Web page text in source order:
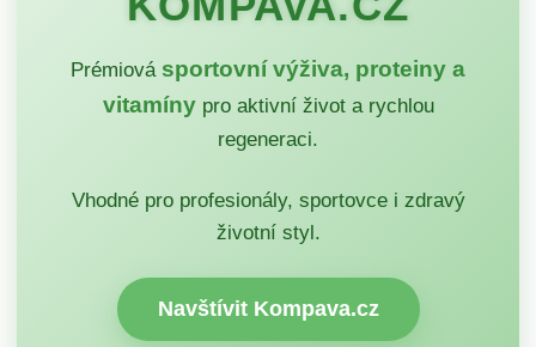
Prémiová sportovní výživa, proteiny a
vitamínypro aktivní život a rychlou
regeneraci.
Vhodné pro profesionály, sportovce i zdravý
životní styl.
Navštívit Kompava.cz